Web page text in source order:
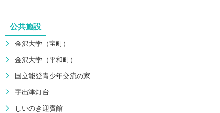
公共施設
金沢大学（宝町）
金沢大学（平和町）
国立能登青少年交流の家
宇出津灯台
しいのき迎賓館